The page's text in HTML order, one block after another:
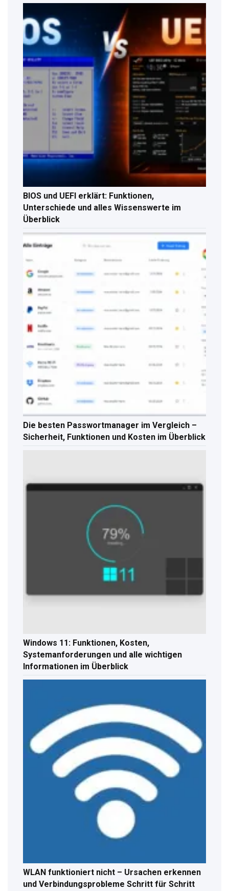
BIOS und UEFI erklärt: Funktionen,
Unterschiede und alles Wissenswerte im
Überblick
Die besten Passwortmanager im Vergleich –
Sicherheit, Funktionen und Kosten im Überblick
Windows 11: Funktionen, Kosten,
Systemanforderungen und alle wichtigen
Informationen im Überblick
WLAN funktioniert nicht – Ursachen erkennen
und Verbindungsprobleme Schritt für Schritt